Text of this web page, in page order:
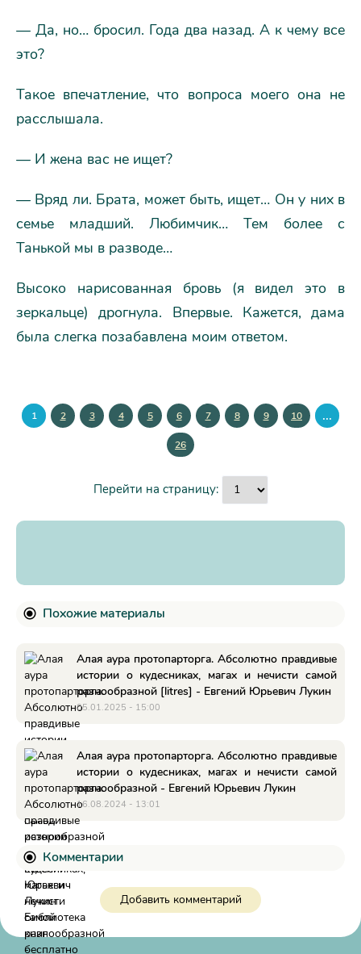
— Да, но… бросил. Года два назад. А к чему все
это?
Такое впечатление, что вопроса моего она не
расслышала.
— И жена вас не ищет?
— Вряд ли. Брата, может быть, ищет… Он у них в
семье младший. Любимчик… Тем более с
Танькой мы в разводе…
Высоко нарисованная бровь (я видел это в
зеркальце) дрогнула. Впервые. Кажется, дама
была слегка позабавлена моим ответом.
1 2 3 4 5 6 7 8 9 10 ...
26
Перейти на страницу:
Похожие материалы
Алая аура протопарторга. Абсолютно правдивые
истории о кудесниках, магах и нечисти самой
разнообразной [litres] - Евгений Юрьевич Лукин
05.01.2025 - 15:00
Алая аура протопарторга. Абсолютно правдивые
истории о кудесниках, магах и нечисти самой
разнообразной - Евгений Юрьевич Лукин
16.08.2024 - 13:01
Комментарии
Добавить комментарий